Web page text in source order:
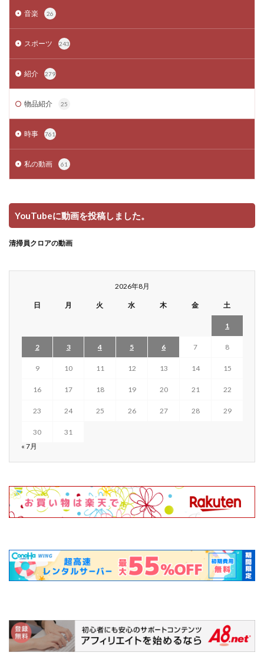
音楽 26
スポーツ 243
紹介 279
物品紹介 25
時事 761
私の動画 61
YouTubeに動画を投稿しました。
清掃員クロアの動画
2026年8月
日 月 火 水 木 金 土
1
2 3 4 5 6 7 8
9 10 11 12 13 14 15
16 17 18 19 20 21 22
23 24 25 26 27 28 29
30
31
« 7月